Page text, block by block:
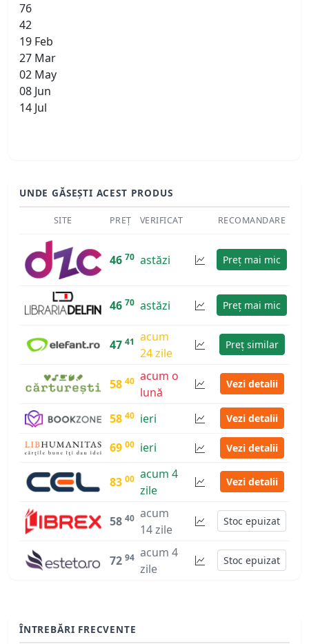
76
42
19 Feb
27 Mar
02 May
08 Jun
14 Jul
UNDE GĂSEȘTI ACEST PRODUS
SITE PREȚ VERIFICAT RECOMANDARE
46 70 astăzi Preț mai mic
46 70 astăzi Preț mai mic
47 41 acum
24 zile
Preț similar
58 40 acum o
lună
Vezi detalii
58 40 ieri Vezi detalii
69 00 ieri Vezi detalii
83 00 acum 4
zile
Vezi detalii
58 40 acum
14 zile
Stoc epuizat
72 94 acum 4
zile
Stoc epuizat
ÎNTREBĂRI FRECVENTE